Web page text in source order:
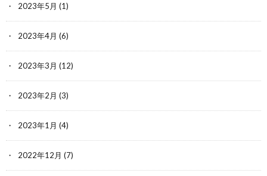
2023年5月 (1)
2023年4月 (6)
2023年3月 (12)
2023年2月 (3)
2023年1月 (4)
2022年12月 (7)